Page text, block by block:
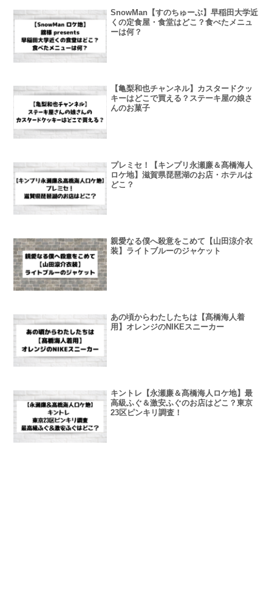
SnowMan【すのちゅーぶ】早稲田大学近
くの定食屋・食堂はどこ？食べたメニュ
ーは何？
【亀梨和也チャンネル】カスタードクッ
キーはどこで買える？ステーキ屋の娘さ
んのお菓子
プレミセ！【キンプリ永瀬廉＆髙橋海人
ロケ地】滋賀県琵琶湖のお店・ホテルは
どこ？
親愛なる僕へ殺意をこめて【山田涼介衣
装】ライトブルーのジャケット
あの頃からわたしたちは【髙橋海人着
用】オレンジのNIKEスニーカー
キントレ【永瀬廉＆髙橋海人ロケ地】最
高級ふぐ＆激安ふぐのお店はどこ？東京
23区ピンキリ調査！